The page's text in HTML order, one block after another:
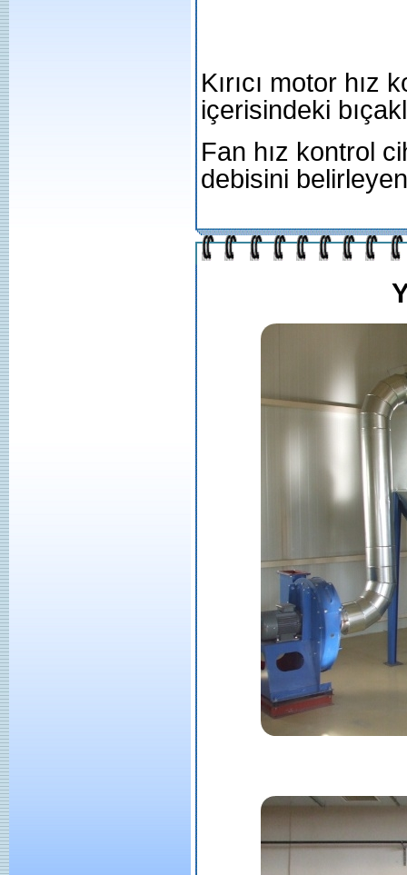
Kırıcı motor hız
içerisindeki
Fan hız kontrol
debisini